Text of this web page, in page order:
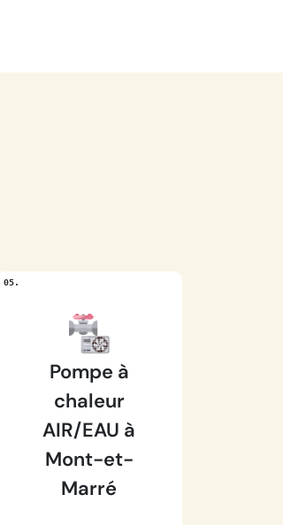
Pompe à
chaleur
AIR/EAU à
Mont-et-
Marré